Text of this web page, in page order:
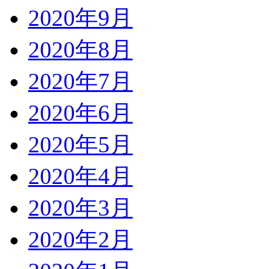
2020年9月
2020年8月
2020年7月
2020年6月
2020年5月
2020年4月
2020年3月
2020年2月